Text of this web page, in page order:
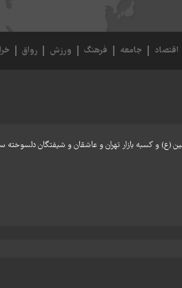
اقتصاد جامعه فرهنگ ورزش رواق
(ع) و کسبه بازار تهران و عاشقان و شیفتگان